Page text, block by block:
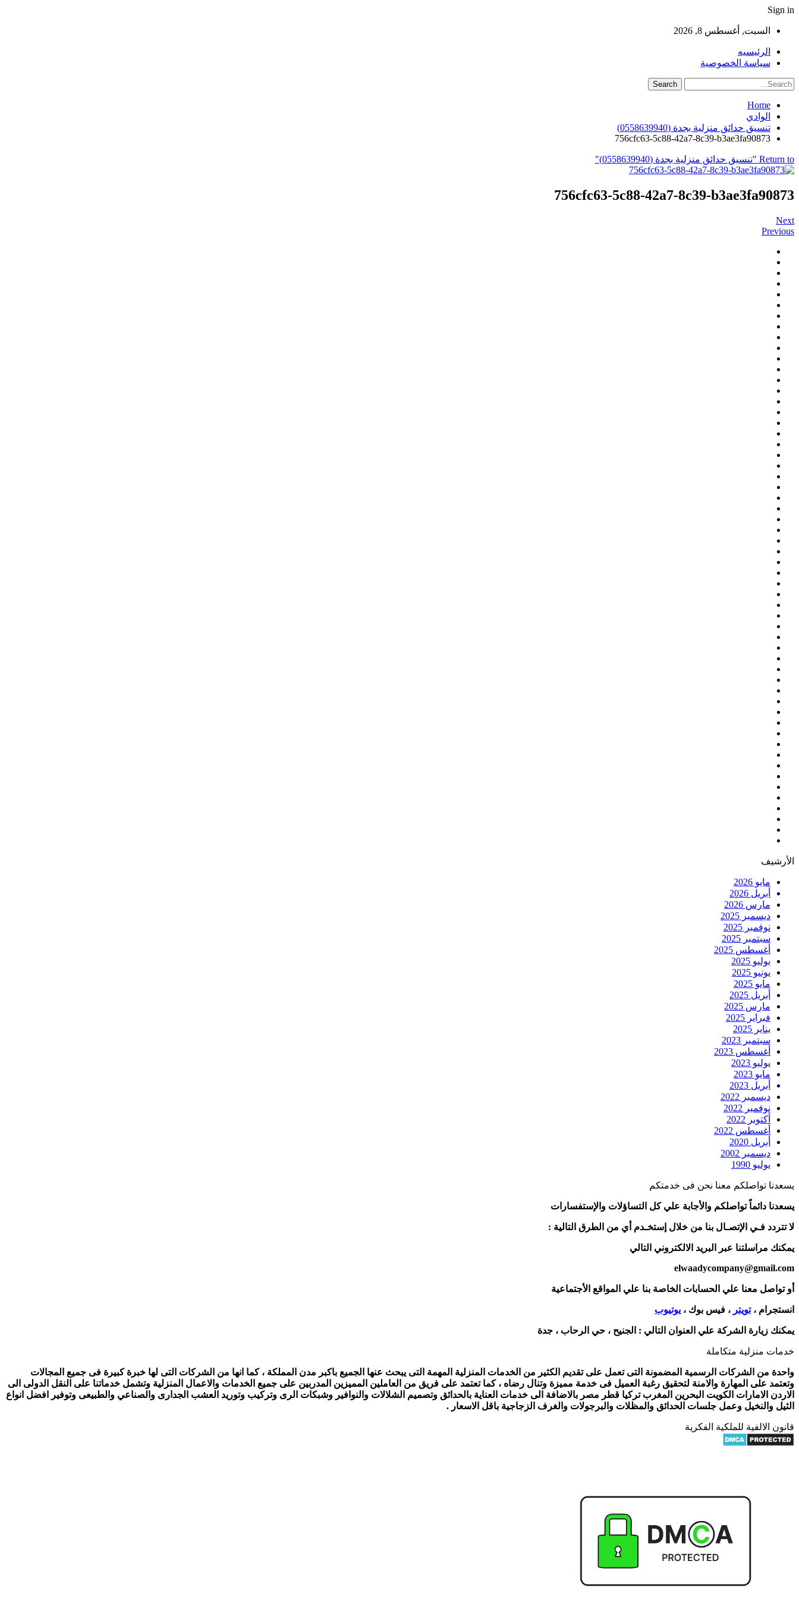
Sign in
السبت, أغسطس 8, 2026
الرئيسيه
سياسة الخصوصية
Home
الوادي
تنسيق حدائق منزلية بجدة (0558639940)
756cfc63-5c88-42a7-8c39-b3ae3fa90873
Return to "تنسيق حدائق منزلية بجدة (0558639940)"
756cfc63-5c88-42a7-8c39-b3ae3fa90873
Next
Previous
الأرشيف
مايو 2026
أبريل 2026
مارس 2026
ديسمبر 2025
نوفمبر 2025
سبتمبر 2025
أغسطس 2025
يوليو 2025
يونيو 2025
مايو 2025
أبريل 2025
مارس 2025
فبراير 2025
يناير 2025
سبتمبر 2023
أغسطس 2023
يوليو 2023
مايو 2023
أبريل 2023
ديسمبر 2022
نوفمبر 2022
أكتوبر 2022
أغسطس 2022
أبريل 2020
ديسمبر 2002
يوليو 1990
يسعدنا تواصلكم معنا نحن فى خدمتكم
يسعدنا دائماً تواصلكم والأجابة علي كل التساؤلات والإستفسارات
لا تتردد فـي الإتصـال بنا من خلال إستخـدم أي من الطرق التالية :
يمكنك مراسلتنا عبر البريد الالكتروني التالي
elwaadycompany@gmail.com
أو تواصل معنا علي الحسابات الخاصة بنا علي المواقع الأجتماعية
انستجرام ،تويتر ، فيس بوك ، يوتيوب
يمكنك زيارة الشركة علي العنوان التالي : الجنيح ، حي الرحاب ، جدة
خدمات منزلية متكاملة
واحدة من الشركات الرسمية المضمونة التى تعمل على تقديم الكثير من الخدمات المنزلية المهمة التى يبحث عنها الجميع باكبر مدن المملكة ، كما انها من الشركات التى لها خبرة كبيرة فى جميع المجالات
وتعتمد على المهارة والامنة لتحقيق رغبة العميل فى خدمة مميزة وتنال رضاه ، كما تعتمد على فريق من العاملين المميزين المدربين على جميع الخدمات والاعمال المنزلية وتشمل خدماتنا على النقل الدولى الى
الاردن الامارات الكويت البحرين المغرب تركيا قطر مصر بالاضافة الى خدمات العناية بالحدائق وتصميم الشلالات والنوافير وشبكات الرى وتركيب وتوريد العشب الجدارى والصناعي والطبيعى وتوفير افضل انواع
الثيل والنخيل وعمل جلسات الحدائق والمظلات والبرجولات والغرف الزجاجية باقل الاسعار .
قانون الالفية للملكية الفكرية